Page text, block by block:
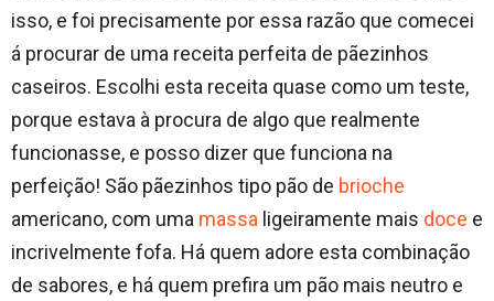
isso, e foi precisamente por essa razão que comecei
á procurar de uma receita perfeita de pãezinhos
caseiros. Escolhi esta receita quase como um teste,
porque estava à procura de algo que realmente
funcionasse, e posso dizer que funciona na
perfeição! São pãezinhos tipo pão de brioche
americano, com uma massa ligeiramente mais doce e
incrivelmente fofa. Há quem adore esta combinação
de sabores, e há quem prefira um pão mais neutro e